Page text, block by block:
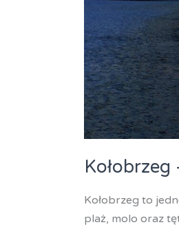
Kołobrzeg to
plaż, molo oraz